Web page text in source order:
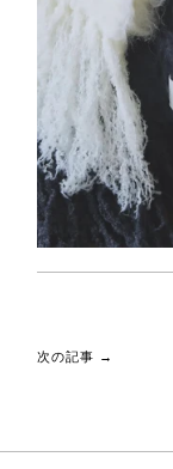
次の記事 →